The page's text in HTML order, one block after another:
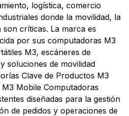
logística, comercio
donde la movilidad, la
críticas. La marca es
por sus computadoras M3
M3, escáneres de
soluciones de movilidad
Clave de Productos M3
Mobile Computadoras
diseñadas para la gestión
de pedidos y operaciones de